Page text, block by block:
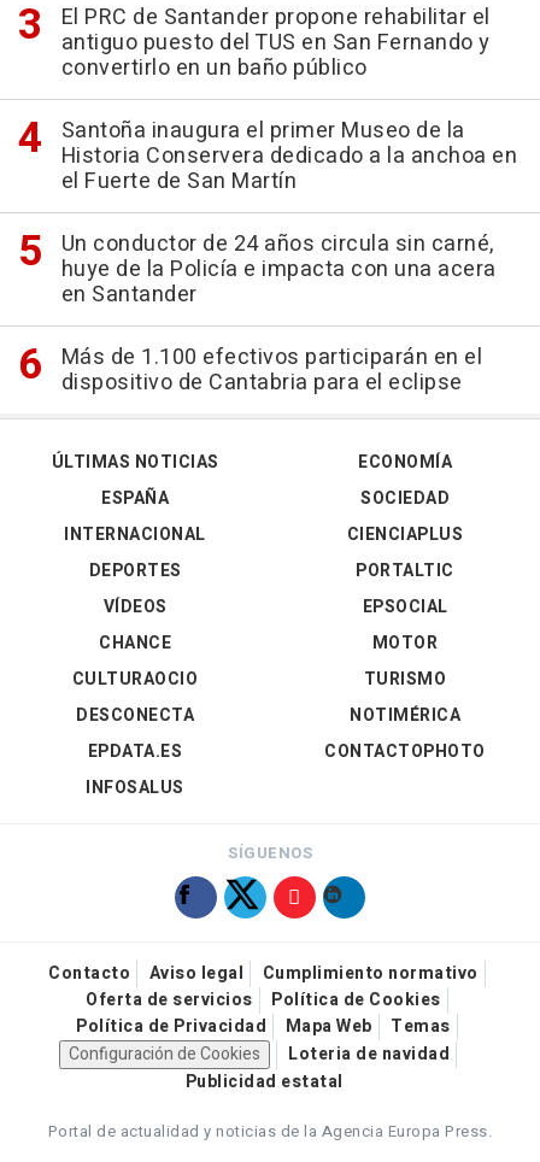
El PRC de Santander propone rehabilitar el
antiguo puesto del TUS en San Fernando y
convertirlo en un baño público
Santoña inaugura el primer Museo de la
Historia Conservera dedicado a la anchoa en
el Fuerte de San Martín
Un conductor de 24 años circula sin carné,
huye de la Policía e impacta con una acera
en Santander
Más de 1.100 efectivos participarán en el
dispositivo de Cantabria para el eclipse
ÚLTIMAS NOTICIAS
ESPAÑA
INTERNACIONAL
DEPORTES
VÍDEOS
ECONOMÍA
SOCIEDAD
CIENCIAPLUS
PORTALTIC
EPSOCIAL
CHANCE
CULTURAOCIO
DESCONECTA
EPDATA.ES
INFOSALUS
MOTOR
TURISMO
NOTIMÉRICA
CONTACTOPHOTO
SÍGUENOS
Contacto Aviso legal
Cumplimiento normativo
Oferta de servicios
Política de Cookies
Política de Privacidad
Mapa Web
Temas
Configuración de Cookies
Loteria de navidad
Publicidad estatal
Portal de actualidad y noticias de la Agencia Europa Press.